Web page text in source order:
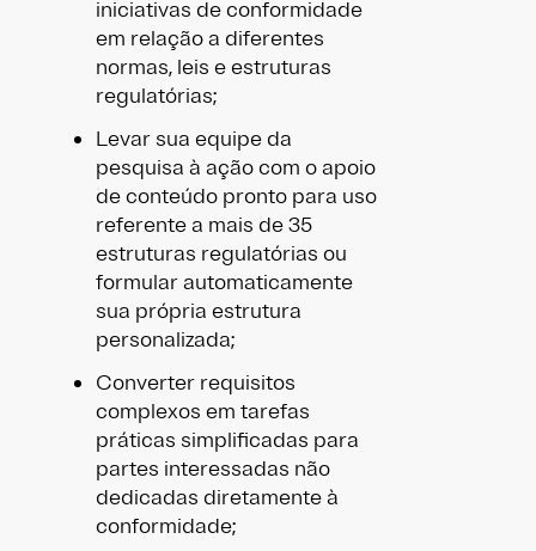
iniciativas de conformidade
em relação a diferentes
normas, leis e estruturas
regulatórias;
Levar sua equipe da
pesquisa à ação com o apoio
de conteúdo pronto para uso
referente a mais de 35
estruturas regulatórias ou
formular automaticamente
sua própria estrutura
personalizada;
Converter requisitos
complexos em tarefas
práticas simplificadas para
partes interessadas não
dedicadas diretamente à
conformidade;